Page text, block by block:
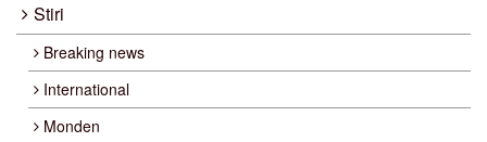
Stiri
Breaking news
International
Monden